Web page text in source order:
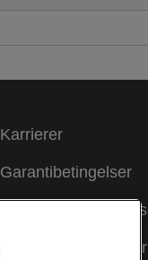
Karrierer
Garantibetingelser
Vejledning om